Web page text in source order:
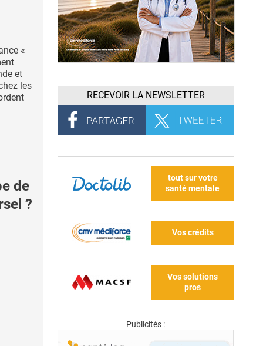
«
et
les
de
?
RECEVOIR LA NEWSLETTER
tout sur votre
santé mentale
Vos crédits
Vos solutions
pros
Publicités :